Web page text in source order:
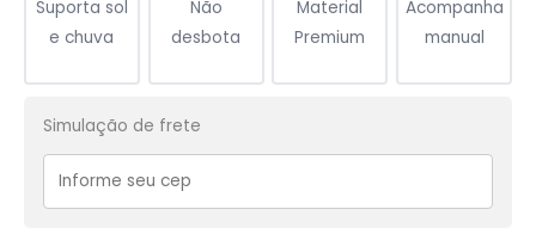
Suporta sol
e chuva
Não
desbota
Material
Premium
Acompanha
manual
Simulação de frete